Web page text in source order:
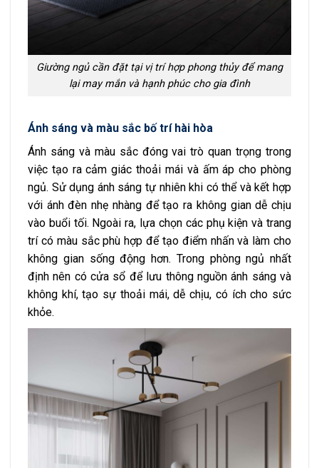
Giường ngủ cần đặt tại vị trí hợp phong thủy để mang
lại may mắn và hạnh phúc cho gia đình
Ánh sáng và màu sắc bố trí hài hòa
Ánh sáng và màu sắc đóng vai trò quan trọng trong
việc tạo ra cảm giác thoải mái và ấm áp cho phòng
ngủ. Sử dụng ánh sáng tự nhiên khi có thể và kết hợp
với ánh đèn nhẹ nhàng để tạo ra không gian dễ chịu
vào buổi tối. Ngoài ra, lựa chọn các phụ kiện và trang
trí có màu sắc phù hợp để tạo điểm nhấn và làm cho
không gian sống động hơn. Trong phòng ngủ nhất
định nên có cửa sổ để lưu thông nguồn ánh sáng và
không khí, tạo sự thoải mái, dễ chịu, có ích cho sức
khỏe.